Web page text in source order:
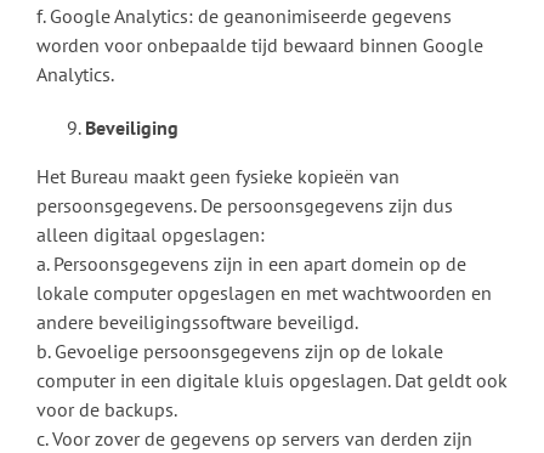
f. Google Analytics: de geanonimiseerde gegevens
worden voor onbepaalde tijd bewaard binnen Google
Analytics.
Beveiliging
Het Bureau maakt geen fysieke kopieën van
persoonsgegevens. De persoonsgegevens zijn dus
alleen digitaal opgeslagen:
a. Persoonsgegevens zijn in een apart domein op de
lokale computer opgeslagen en met wachtwoorden en
andere beveiligingssoftware beveiligd.
b. Gevoelige persoonsgegevens zijn op de lokale
computer in een digitale kluis opgeslagen. Dat geldt ook
voor de backups.
c. Voor zover de gegevens op servers van derden zijn